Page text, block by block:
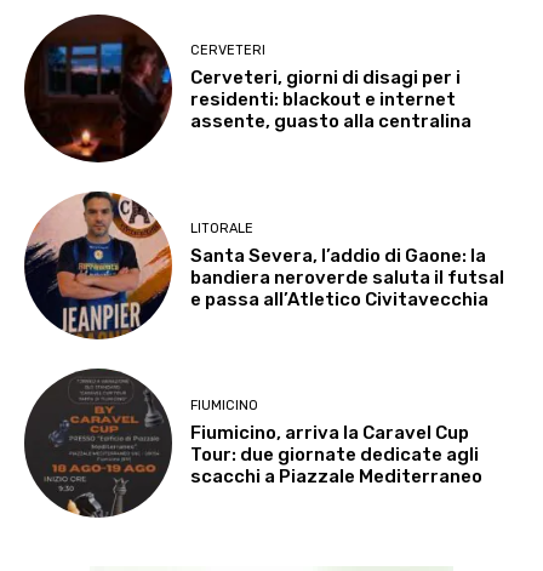
CERVETERI
Cerveteri, giorni di disagi per i
residenti: blackout e internet
assente, guasto alla centralina
LITORALE
Santa Severa, l’addio di Gaone: la
bandiera neroverde saluta il futsal
e passa all’Atletico Civitavecchia
FIUMICINO
Fiumicino, arriva la Caravel Cup
Tour: due giornate dedicate agli
scacchi a Piazzale Mediterraneo